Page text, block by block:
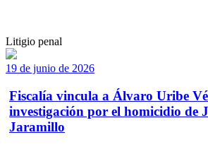
Litigio penal
19 de junio de 2026
Fiscalía vincula a Álvaro Uribe
investigación por el homicidio de
Jaramillo